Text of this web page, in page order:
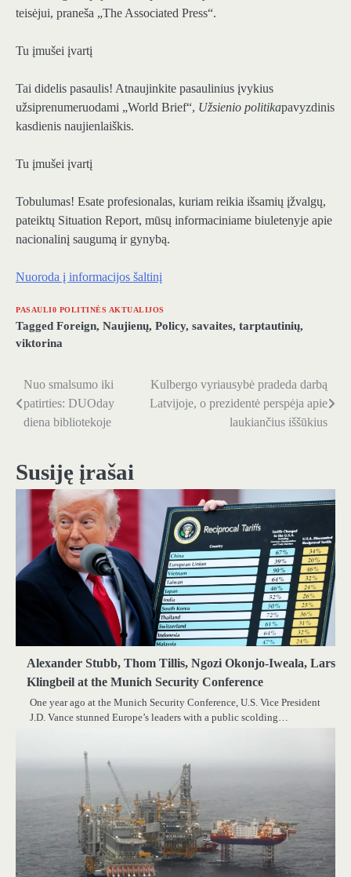
teisėjui, praneša „The Associated Press“.
Tu įmušei įvartį
Tai didelis pasaulis! Atnaujinkite pasaulinius įvykius
užsiprenumeruodami „World Brief“, Užsienio politikapavyzdinis
kasdienis naujienlaiškis.
Tu įmušei įvartį
Tobulumas! Esate profesionalas, kuriam reikia išsamių įžvalgų,
pateiktų Situation Report, mūsų informaciniame biuletenyje apie
nacionalinį saugumą ir gynybą.
Nuoroda į informacijos šaltinį
PASAULI0 POLITINĖS AKTUALIJOS
Tagged Foreign, Naujienų, Policy, savaites, tarptautinių,
viktorina
Navigacija
tarp
Nuo smalsumo iki
patirties: DUOday
diena bibliotekoje
Kulbergo vyriausybė pradeda darbą
Latvijoje, o prezidentė perspėja apie
laukiančius iššūkius
Susiję įrašai
Alexander Stubb, Thom Tillis, Ngozi Okonjo-Iweala, Lars
Klingbeil at the Munich Security Conference
One year ago at the Munich Security Conference, U.S. Vice President
J.D. Vance stunned Europe’s leaders with a public scolding…